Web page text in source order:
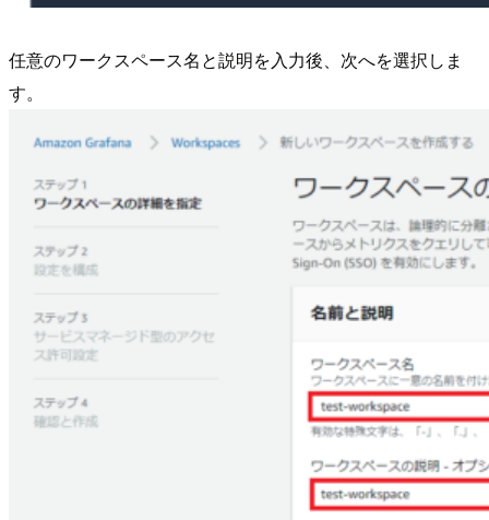
任意のワークスペース名と説明を入力後、次へを選択しま
す。